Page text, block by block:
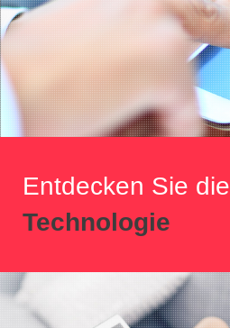
Entdecken Sie die
Technologie